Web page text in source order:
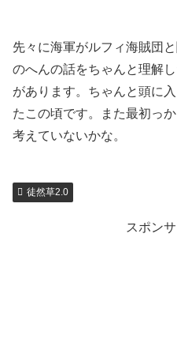
先々に海軍がルフィ海賊団
のへんの話をちゃんと理解
があります。ちゃんと頭に
たこの頃です。また最初っ
考えていないかな。
徒然草2.0
スポン